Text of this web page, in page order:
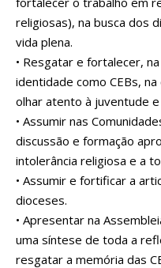
religiosas), na busca dos
vida plena.
• Resgatar e fortalecer,
identidade como CEBs,
olhar atento à juventude
• Assumir nas
discussão e formação
intolerância religiosa e a
• Assumir e fortificar a
dioceses.
• Apresentar na
uma síntese de toda a
resgatar a memória das